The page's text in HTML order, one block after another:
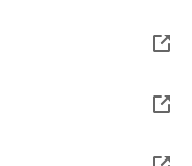
(Queda 1 mes)